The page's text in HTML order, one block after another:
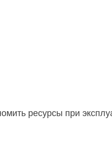
ресурсы при